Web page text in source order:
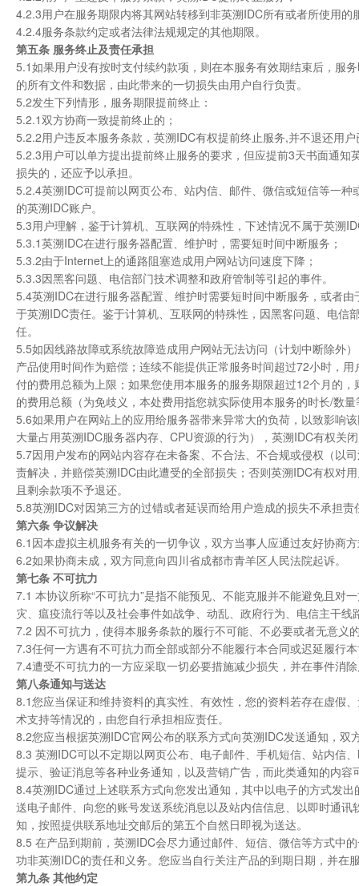
4.2.3用户在服务期限内将其网站转移到非英溯IDC所有或者所使用的
4.2.4服务条款约定或者法律法规规定的其他期限。
第五条 服务终止及责任承担
5.1如果用户没有按时支付续约款项，则在本服务有效期结束后，服
的所有文件和数据，由此带来的一切损失由用户自行负责。
5.2发生下列情形，服务期限提前终止：
5.2.1双方协商一致提前终止的；
5.2.2用户违反本服务条款，英溯IDC有权提前终止服务,并不退还用
5.2.3用户可以单方提出提前终止服务的要求，但应提前3天书面通
损失的，还应予以承担。
5.2.4英溯IDC可提前以网页公布、站内信、邮件、微信或短信等一
的英溯IDC账户。
5.3用户理解，鉴于计算机、互联网的特殊性，下述情况不属于英溯
5.3.1英溯IDC在进行服务器配置、维护时，需要短时间中断服务；
5.3.2由于Internet上的通路阻塞造成用户网站访问速度下降；
5.3.3因黑客问题、电信部门技术调整和政府管制等引起的事件。
5.4英溯IDC在进行服务器配置、维护时需要短时间中断服务，或者
于英溯IDC责任。鉴于计算机、互联网的特殊性，因黑客问题、电
任。
5.5如因线路故障或系统故障造成用户网站无法访问（计划中断除外
产品使用时间作为赔偿；连续不能提供正常服务时间超过72小时，
付的费用总额为上限；如果您使用本服务的服务期限超过12个月的
的费用总额（为免歧义，本处费用指您就实际使用本服务的时长/数
5.6如果用户在网站上的应用给服务器带来异常大的负荷，以致影响
大量占用英溯IDC服务器内存、CPU资源的行为），英溯IDC有权关
5.7因用户发布的网站内容存在未备案、不合法、不合规或侵权（以
责解决，并赔偿英溯IDC由此遭受的全部损失；否则英溯IDC有权对
且剩余款项不予退还。
5.8英溯IDC对因第三方的过错或者延误而给用户造成的损失不承担
第六条 争议解决
6.1因本虚拟主机服务有关的一切争议，双方当事人应通过友好协商
6.2如果协商未成，双方同意向四川省成都市青羊区人民法院起诉。
第七条 不可抗力
7.1 本协议所称“不可抗力”是指不能预见、不能克服并不能避免且
灾、瘟疫流行等以及社会事件如战争、动乱、政府行为、电信主干
7.2 因不可抗力，使得本服务条款的履行不可能、不必要或者无意义
7.3任何一方遇有不可抗力而全部或部分不能履行本合同或迟延履行
7.4遭受不可抗力的一方应采取一切必要措施减少损失，并在事件消
第八条通知与送达
8.1您应当保证和维持资料的真实性、有效性，您的资料若存在虚假
术支持等情况的，由您自行承担相应责任。
8.2您应当根据英溯IDC官网公布的联系方式向英溯IDC发送通知，双
8.3 英溯IDC可以不定期以网页公布、电子邮件、手机短信、站内信
提示、验证消息等各种业务通知，以及营销广告，而此类通知的内
8.4英溯IDC通过上述联系方式向您发出通知，其中以电子的方式发
送电子邮件、向您的账号发送系统消息以及站内信信息、以即时通
知，按照提供联系地址交邮后的第五个自然日即视为送达。
8.5 在产品到期前，英溯IDC会尽力通过邮件、短信、微信等方式中
功非英溯IDC的责任和义务。您应当自行关注产品的到期日期，并在
第九条 其他约定